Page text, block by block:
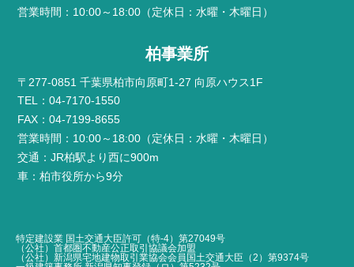
営業時間：10:00～18:00（定休日：水曜・木曜日）
柏事業所
〒277-0851 千葉県柏市向原町1-27 向原ハウス1F
TEL：04-7170-1550
FAX：04-7199-8655
営業時間：10:00～18:00（定休日：水曜・木曜日）
交通：JR柏駅より西に900m
車：柏市役所から9分
特定建設業 国土交通大臣許可（特-4）第27049号
（公社）首都圏不動産公正取引協議会加盟
（公社）新潟県宅地建物取引業協会会員国土交通大臣（2）第9374号